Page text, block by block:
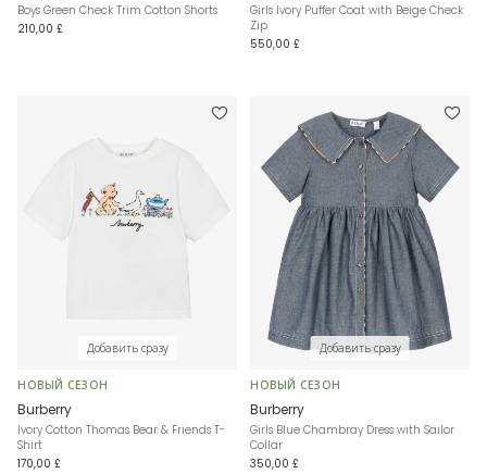
Boys Green Check Trim Cotton Shorts
210,00 £
Girls Ivory Puffer Coat with Beige Check
Zip
550,00 £
Добавить сразу
НОВЫЙ СЕЗОН
Burberry
Ivory Cotton Thomas Bear & Friends T-
Shirt
170,00 £
Добавить сразу
НОВЫЙ СЕЗОН
Burberry
Girls Blue Chambray Dress with Sailor
Collar
350,00 £